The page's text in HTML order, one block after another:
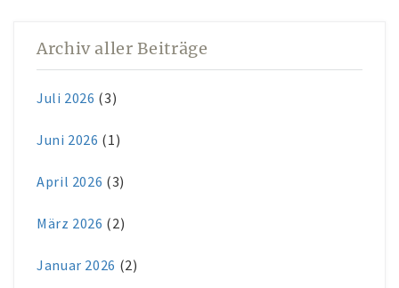
Archiv aller Beiträge
Juli 2026 (3)
Juni 2026 (1)
April 2026 (3)
März 2026 (2)
Januar 2026 (2)